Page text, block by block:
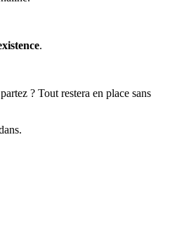
.
? Tout restera en place sans